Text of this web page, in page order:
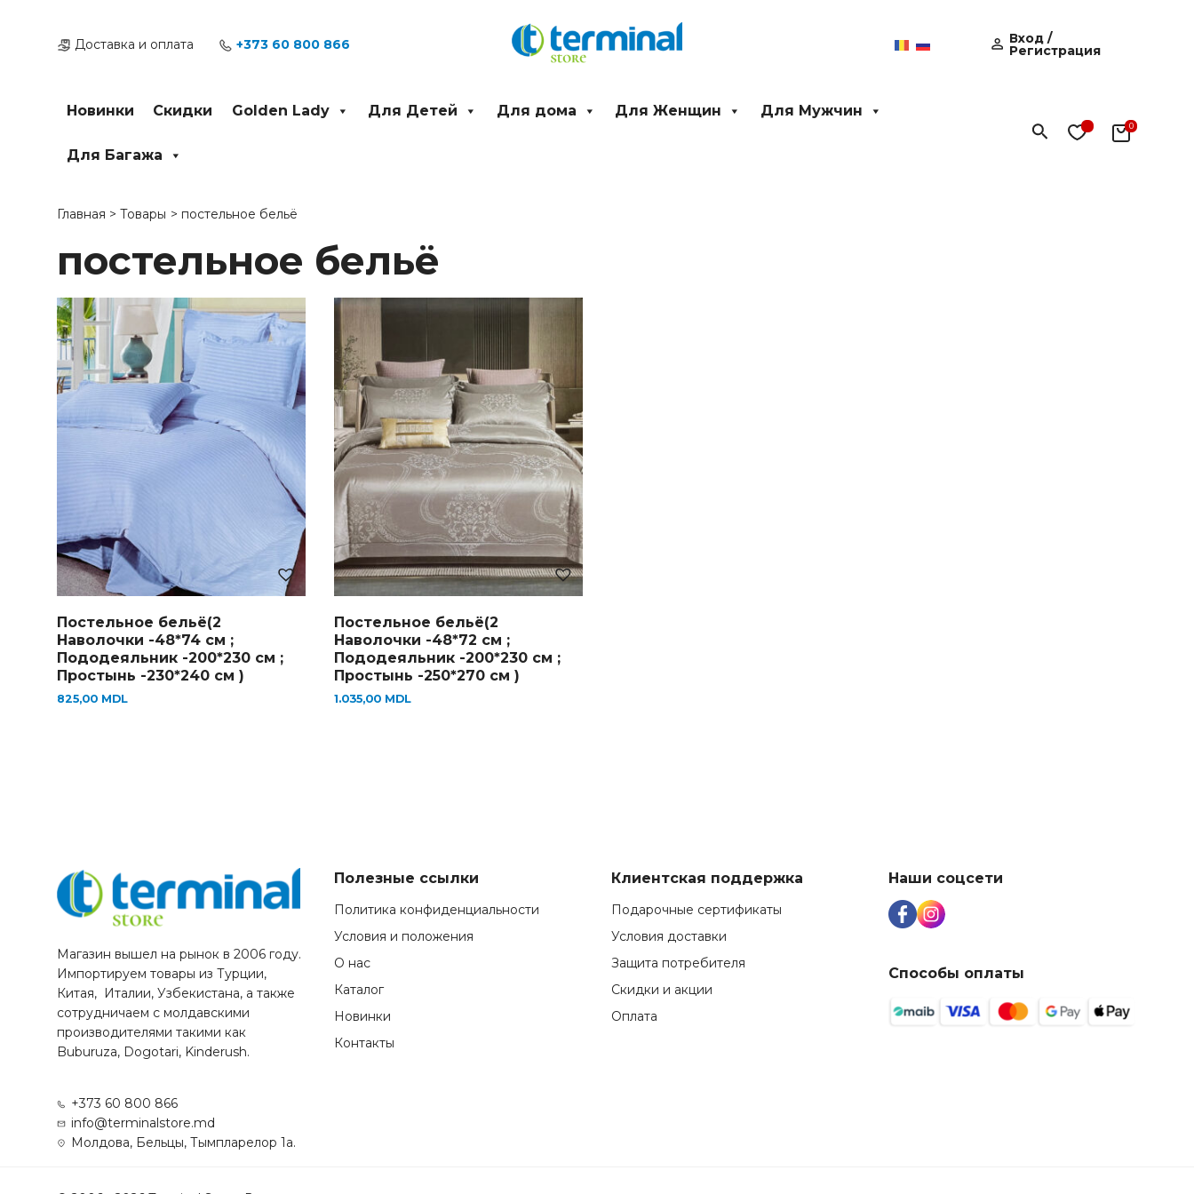
содержимомуДоставка и оплата +373 60 800 866 Вход /
Регистрация
Новинки Скидки Golden Lady Для Детей Для дома Для Женщин Для Мужчин
Для Багажа
Поиск
Главная Товары постельное бельё
постельное бельё
Постельное бельё(2
Наволочки -48*74 см ;
Пододеяльник -200*230 см ;
Простынь -230*240 см )
825,00 MDL
Постельное бельё(2
Наволочки -48*72 см ;
Пододеяльник -200*230 см ;
Простынь -250*270 см )
1.035,00 MDL
Магазин вышел на рынок в 2006 году.
Импортируем товары из Турции,
Китая, Италии, Узбекистана, а также
сотрудничаем с молдавскими
производителями такими как
Buburuza, Dogotari, Kinderush.
+373 60 800 866
info@terminalstore.md
Молдова, Бельцы, Тымпларелор 1а.
Полезные ссылки
Политика конфиденциальности
Условия и положения
О нас
Каталог
Новинки
Контакты
Клиентская поддержка
Подарочные сертификаты
Условия доставки
Защита потребителя
Скидки и акции
Оплата
Наши соцсети
Способы оплаты